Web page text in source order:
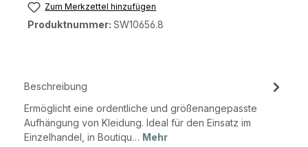
Zum Merkzettel hinzufügen
Produktnummer: SW10656.8
Beschreibung
Ermöglicht eine ordentliche und größenangepasste
Aufhängung von Kleidung. Ideal für den Einsatz im
Einzelhandel, in Boutiqu… Mehr